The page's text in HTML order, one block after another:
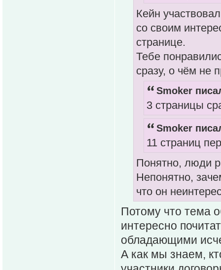
Кейн
со своим
странице.
Тебе
сразу, о чём не
Smoker
3 страницы
Smoker
11 страниц
Понятно, люди
Непонятно,
что он
Потому что тема
интересно
обладающими
А как мы знаем,